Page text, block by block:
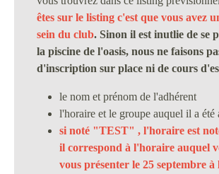
êtes sur le listing c'est que vous avez
sein du club. Sinon il est inutlie de se
la piscine de l'oasis, nous ne faisons
d'inscription sur place ni de cours
le nom et prénom de l'adhérent
l'horaire et le groupe auquel il a été
si noté "TEST" , l'horaire est
il correspond à l'horaire auquel
vous présenter le 25 septembre à